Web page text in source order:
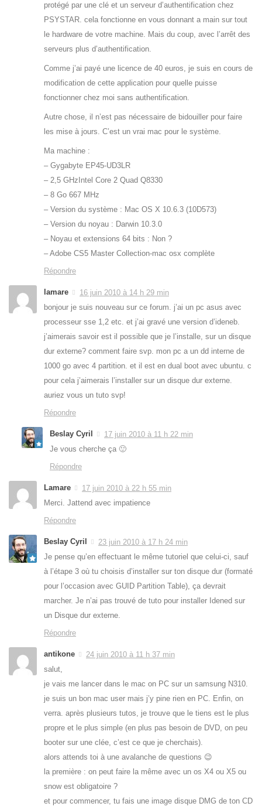
protégé par une clé et un serveur d’authentification chez
PSYSTAR. cela fonctionne en vous donnant a main sur tout
le hardware de votre machine. Mais du coup, avec l’arrêt des
serveurs plus d’authentification.
Comme j’ai payé une licence de 40 euros, je suis en cours de
modification de cette application pour quelle puisse
fonctionner chez moi sans authentification.
Autre chose, il n’est pas nécessaire de bidouiller pour faire
les mise à jours. C’est un vrai mac pour le système.
Ma machine :
– Gygabyte EP45-UD3LR
– 2,5 GHzIntel Core 2 Quad Q8330
– 8 Go 667 MHz
– Version du système : Mac OS X 10.6.3 (10D573)
– Version du noyau : Darwin 10.3.0
– Noyau et extensions 64 bits : Non ?
– Adobe CS5 Master Collection-mac osx complète
Répondre
lamare
16 juin 2010 à 14 h 29 min
bonjour je suis nouveau sur ce forum. j’ai un pc asus avec
processeur sse 1,2 etc. et j’ai gravé une version d’ideneb.
j’aimerais savoir est il possible que je l’installe, sur un disque
dur externe? comment faire svp. mon pc a un dd interne de
1000 go avec 4 partition. et il est en dual boot avec ubuntu. c
pour cela j’aimerais l’installer sur un disque dur externe.
auriez vous un tuto svp!
Répondre
Beslay Cyril
17 juin 2010 à 11 h 22 min
Je vous cherche ça 🙂
Répondre
Lamare
17 juin 2010 à 22 h 55 min
Merci. Jattend avec impatience
Répondre
Beslay Cyril
23 juin 2010 à 17 h 24 min
Je pense qu’en effectuant le même tutoriel que celui-ci, sauf
à l’étape 3 où tu choisis d’installer sur ton disque dur (formaté
pour l’occasion avec GUID Partition Table), ça devrait
marcher. Je n’ai pas trouvé de tuto pour installer Idened sur
un Disque dur externe.
Répondre
antikone
24 juin 2010 à 11 h 37 min
salut,
je vais me lancer dans le mac on PC sur un samsung N310.
je suis un bon mac user mais j’y pine rien en PC. Enfin, on
verra. après plusieurs tutos, je trouve que le tiens est le plus
propre et le plus simple (en plus pas besoin de DVD, on peu
booter sur une clée, c’est ce que je cherchais).
alors attends toi à une avalanche de questions 😉
la première : on peut faire la même avec un os X4 ou X5 ou
snow est obligatoire ?
et pour commencer, tu fais une image disque DMG de ton CD